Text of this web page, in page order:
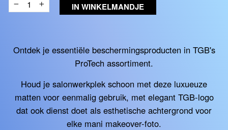
− + IN WINKELMANDJE
Ontdek je essentiële beschermingsproducten in TGB's
ProTech assortiment.
Houd je salonwerkplek schoon met deze luxueuze
matten voor eenmalig gebruik, met elegant TGB-logo
dat ook dienst doet als esthetische achtergrond voor
elke mani makeover-foto.